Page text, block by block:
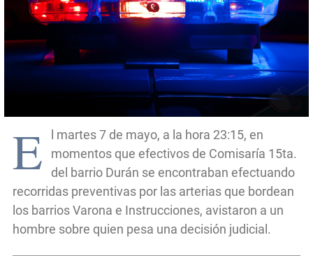
E
l martes 7 de mayo, a la hora 23:15, en
momentos que efectivos de Comisaría 15ta.
del barrio Durán se encontraban efectuando
recorridas preventivas por las arterias que bordean
los barrios Varona e Instrucciones, avistaron a un
hombre sobre quien pesa una decisión judicial.